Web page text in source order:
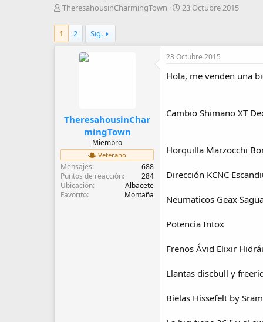
A
t
o
TheresahousinCharmingTown
F
a
d
i
c
23 Octubre 2015
1 2 Sig.
TheresahousinChar
mingTown
Miembro
Veterano
Mensajes
688
Puntos de reacción
284
Ubicación
Albacete
Favorito
Montaña
23 Octubre 2015
Hola, me venden una
Cambio Shimano XT
Horquilla Marzocchi
Dirección KCNC
Neumaticos Geax
Potencia Intox
Frenos Ávid Elixir
Llantas discbull y
Bielas Hissefelt by